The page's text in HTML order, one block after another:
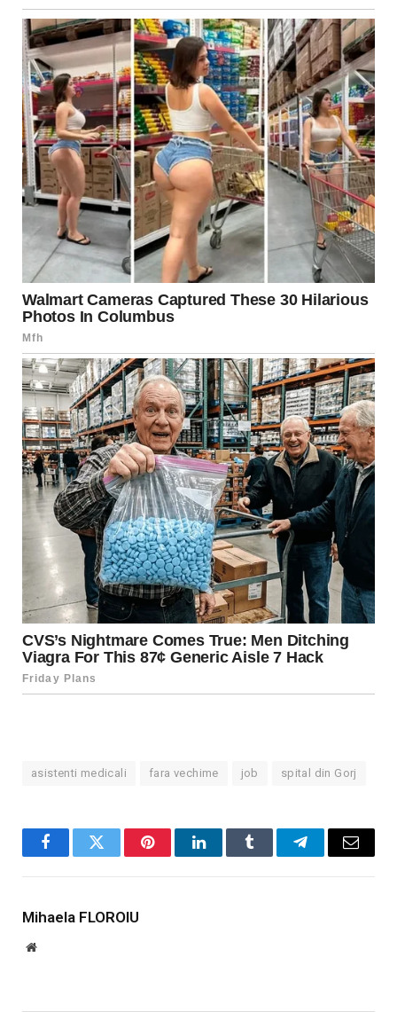
asistenti medicali fara vechime job spital din Gorj
FacebookTwitter PinterestLinkedInTumblr TelegramEmail
Mihaela FLOROIU
Website